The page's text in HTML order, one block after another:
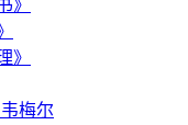
》
》
梅尔